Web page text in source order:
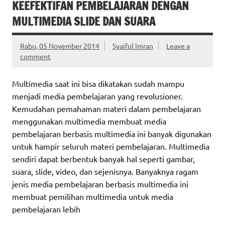
KEEFEKTIFAN PEMBELAJARAN DENGAN
MULTIMEDIA SLIDE DAN SUARA
Rabu, 05 November 2014 Syaiful Imran
Leave a
comment
Multimedia saat ini bisa dikatakan sudah mampu
menjadi media pembelajaran yang revolusioner.
Kemudahan pemahaman materi dalam pembelajaran
menggunakan multimedia membuat media
pembelajaran berbasis multimedia ini banyak digunakan
untuk hampir seluruh materi pembelajaran. Multimedia
sendiri dapat berbentuk banyak hal seperti gambar,
suara, slide, video, dan sejenisnya. Banyaknya ragam
jenis media pembelajaran berbasis multimedia ini
membuat pemilihan multimedia untuk media
pembelajaran lebih